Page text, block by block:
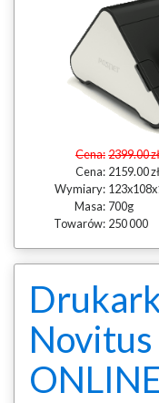
Cena:2399.00
Cena: 2159.00 zł
Wymiary:
Masa: 700g
Towarów: 250 000